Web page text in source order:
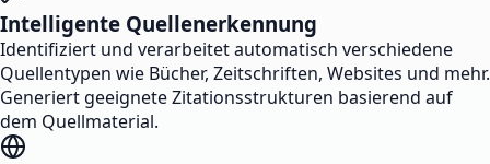
Intelligente Quellenerkennung
Identifiziert und verarbeitet automatisch verschiedene
Quellentypen wie Bücher, Zeitschriften, Websites und mehr.
Generiert geeignete Zitationsstrukturen basierend auf
dem Quellmaterial.